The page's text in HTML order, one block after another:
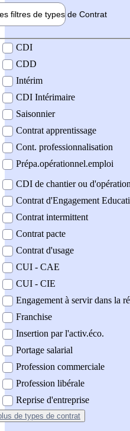
filtres de types de Contrat
contrat
CDI
CDD
Intérim
CDI Intérimaire
Saisonnier
Contrat apprentissage
Cont. professionnalisation
Prépa.opérationnel.emploi
CDI de chantier ou d'opération
Contrat d'Engagement
Contrat intermittent
Contrat pacte
Contrat d'usage
CUI - CAE
CUI - CIE
Engagement à servir dans la
Franchise
Insertion par l'activ.éco.
Portage salarial
Profession commerciale
Profession libérale
Reprise d'entreprise
de types de contrat